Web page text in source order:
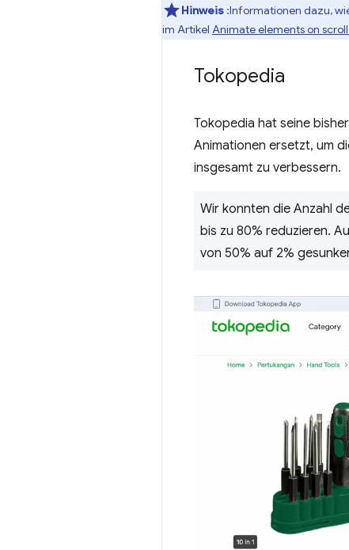
Hinweis :Informationen dazu,
im Artikel Animate elements on
Tokopedia
Tokopedia hat seine
Animationen ersetzt, um
insgesamt zu verbessern.
Wir konnten die Anzahl
bis zu 80% reduzieren.
von 50% auf 2%